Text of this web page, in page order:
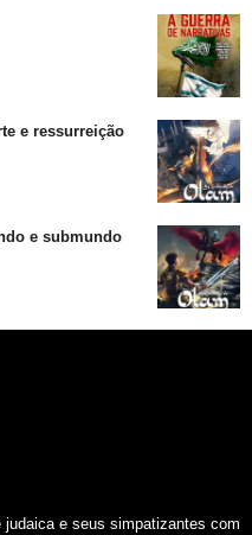
e ressurreição
e submundo
judaica e seus simpatizantes com